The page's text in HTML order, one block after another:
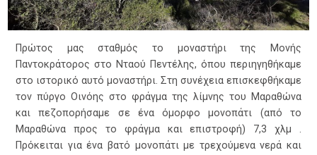
Πρώτος μας σταθμός το μοναστήρι της Μονής
Παντοκράτορος στο Νταού Πεντέλης, όπου περιηγηθήκαμε
στο ιστορικό αυτό μοναστήρι. Στη συνέχεια επισκεφθήκαμε
τον πύργο Οινόης στο φράγμα της λίμνης του Μαραθώνα
και πεζοπορήσαμε σε ένα όμορφο μονοπάτι (από το
Μαραθώνα προς το φράγμα και επιστροφή) 7,3 χλμ .
Πρόκειται για ένα βατό μονοπάτι με τρεχούμενα νερά και